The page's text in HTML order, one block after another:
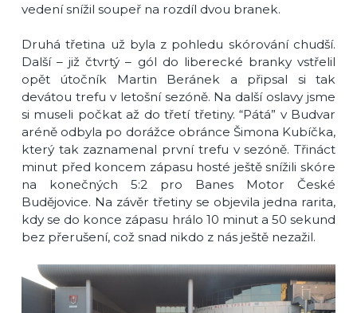
vedení snížil soupeř na rozdíl dvou branek.
Druhá třetina už byla z pohledu skórování chudší.
Další – již čtvrtý – gól do liberecké branky vstřelil
opět útočník Martin Beránek a připsal si tak
devátou trefu v letošní sezóně. Na další oslavy jsme
si museli počkat až do třetí třetiny. “Pátá” v Budvar
aréně odbyla po dorážce obránce Šimona Kubíčka,
který tak zaznamenal první trefu v sezóně. Třináct
minut před koncem zápasu hosté ještě snížili skóre
na konečných 5:2 pro Banes Motor České
Budějovice. Na závěr třetiny se objevila jedna rarita,
kdy se do konce zápasu hrálo 10 minut a 50 sekund
bez přerušení, což snad nikdo z nás ještě nezažil.